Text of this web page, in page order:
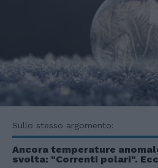
Sullo stesso argomento:
Ancora temperature
svolta: "Correnti polari".